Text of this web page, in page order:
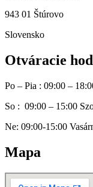
943 01 Štúrovo
Slovensko
Otváracie
Po – Pia : 09:00 –
So : 09:00 – 15:00
Ne: 09:00-15:00
Mapa